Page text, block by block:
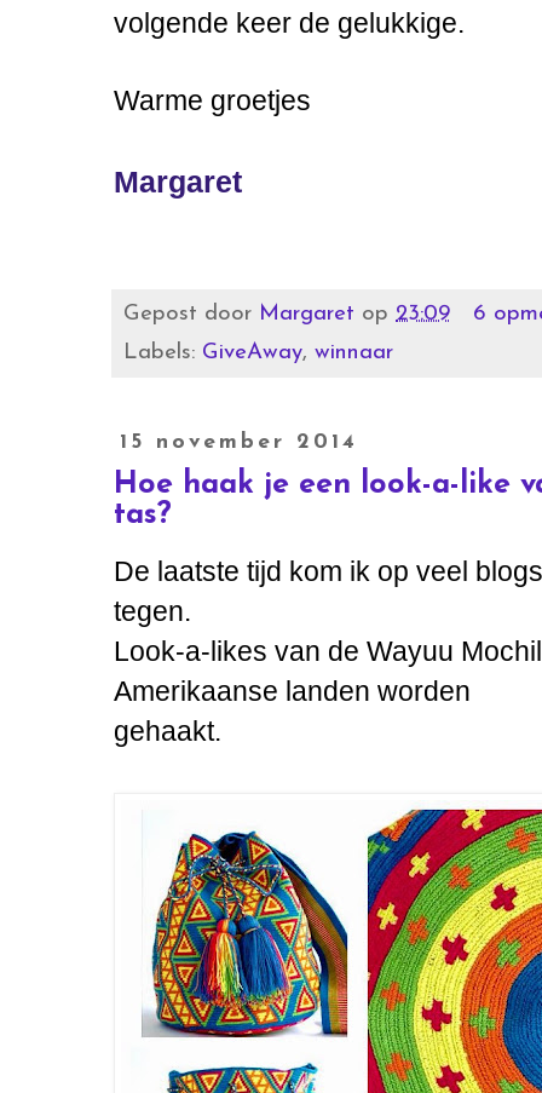
volgende keer de gelukkige.
Warme groetjes
Margaret
Gepost door Margaret op 23:09
6
Labels: GiveAway, winnaar
15 november 2014
Hoe haak je een look-a-like
tas?
De laatste tijd kom ik op veel
tegen.
Look-a-likes van de Wayuu
Amerikaanse landen worden
gehaakt.